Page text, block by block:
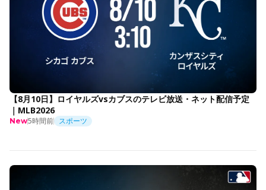
【8月10日】ロイヤルズvsカブスのテレビ放送・ネット配信予定
｜MLB2026
New5時間前 スポーツ